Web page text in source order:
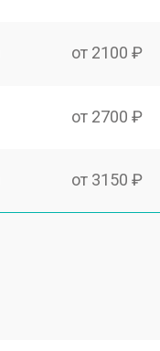
от 2100 ₽
от 2700 ₽
от 3150 ₽